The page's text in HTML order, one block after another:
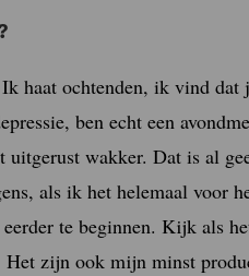
haat ochtenden, ik vind
ben echt een
uitgerust wakker. Dat is al
als ik het helemaal voor
te beginnen. Kijk als
Het zijn ook mijn minst